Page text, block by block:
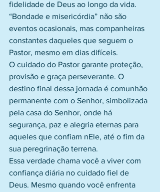
fidelidade de Deus ao longo da vida.
“Bondade e misericórdia” não são
eventos ocasionais, mas companheiras
constantes daqueles que seguem o
Pastor, mesmo em dias difíceis.
O cuidado do Pastor garante proteção,
provisão e graça perseverante. O
destino final dessa jornada é comunhão
permanente com o Senhor, simbolizada
pela casa do Senhor, onde há
segurança, paz e alegria eternas para
aqueles que confiam nEle, até o fim da
sua peregrinação terrena.
Essa verdade chama você a viver com
confiança diária no cuidado fiel de
Deus. Mesmo quando você enfrenta